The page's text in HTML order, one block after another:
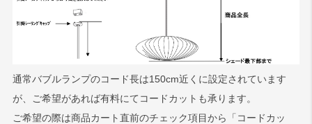
通常バブルランプのコード長は150cm近くに設定されています
が、ご希望があれば有料にてコードカットも承ります。
ご希望の際は商品カート直前のチェック項目から「コードカッ